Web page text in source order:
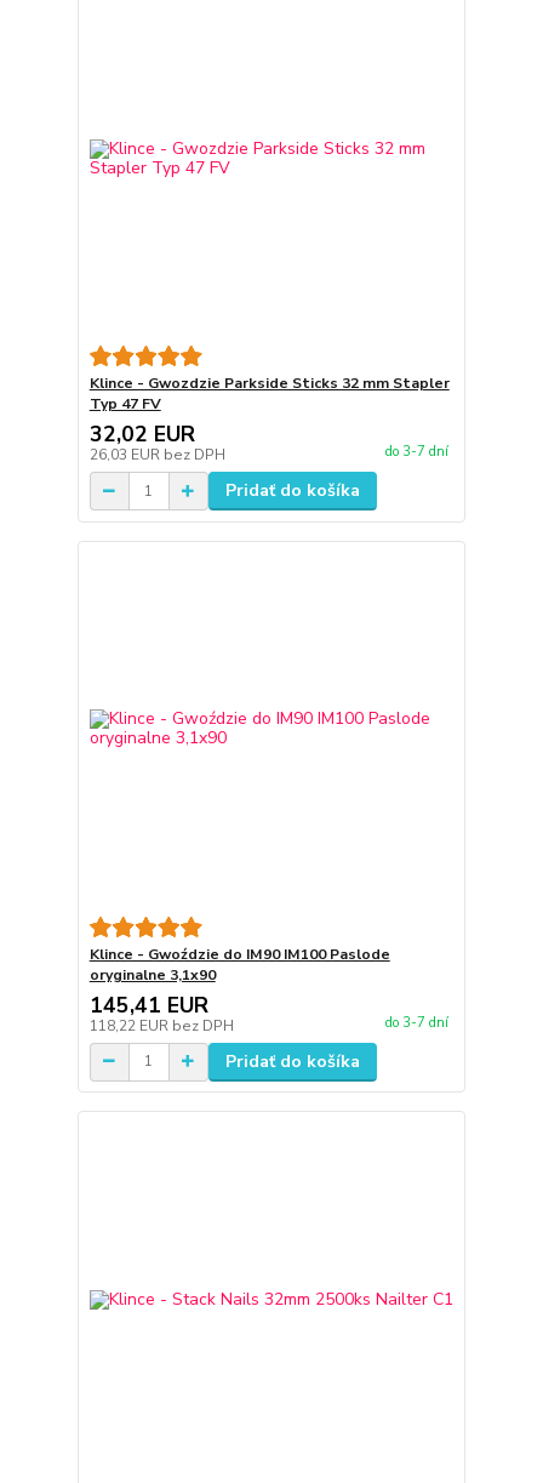
Klince - Gwozdzie Parkside Sticks 32 mm Stapler
Typ 47 FV
32,02 EUR
26,03 EUR bez DPH do 3-7 dní
Pridať do košíka
Klince - Gwoździe do IM90 IM100 Paslode
oryginalne 3,1x90
145,41 EUR
118,22 EUR bez DPH do 3-7 dní
Pridať do košíka